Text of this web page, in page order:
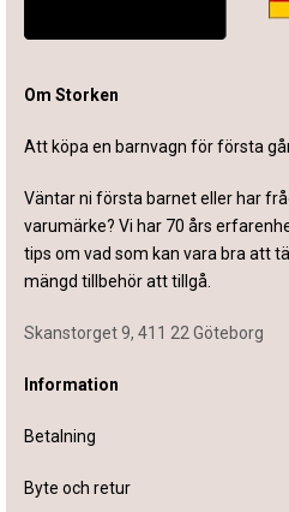
Om Storken
Att köpa en barnvagn för första
Väntar ni första barnet eller har
varumärke? Vi har 70 års
tips om vad som kan vara bra att
mängd tillbehör att tillgå.
Skanstorget 9, 411 22 Göteborg
Information
Betalning
Byte och retur